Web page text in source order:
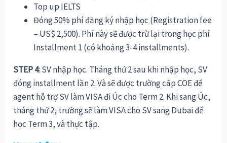
Top up IELTS
Đóng 50% phí đăng ký nhập học (Registration fee
– US$ 2,500). Phí này sẽ được trừ lại trong học phí
Installment 1 (có khoảng 3-4 installments).
STEP 4: SV nhập học. Tháng thứ 2 sau khi nhập học, SV
đóng installment lần 2. Và sẽ được trường cấp COE để
agent hỗ trợ SV làm VISA đi Úc cho Term 2. Khi sang Úc,
tháng thứ 2, trường sẽ làm VISA cho SV sang Dubai để
học Term 3, và thực tập.